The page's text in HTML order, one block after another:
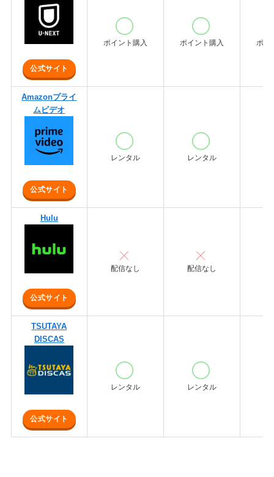
公式サイト
ポイント購入 ポイント購入 ポイ
Amazonプライ
ムビデオ
公式サイト
レンタル レンタル
Hulu
公式サイト
配信なし 配信なし
TSUTAYA
DISCAS
公式サイト
レンタル レンタル